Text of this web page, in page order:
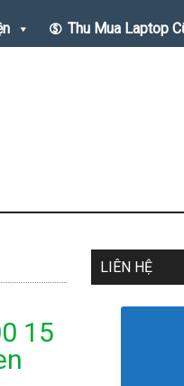
Thu Mua Laptop
15
LIÊN HỆ